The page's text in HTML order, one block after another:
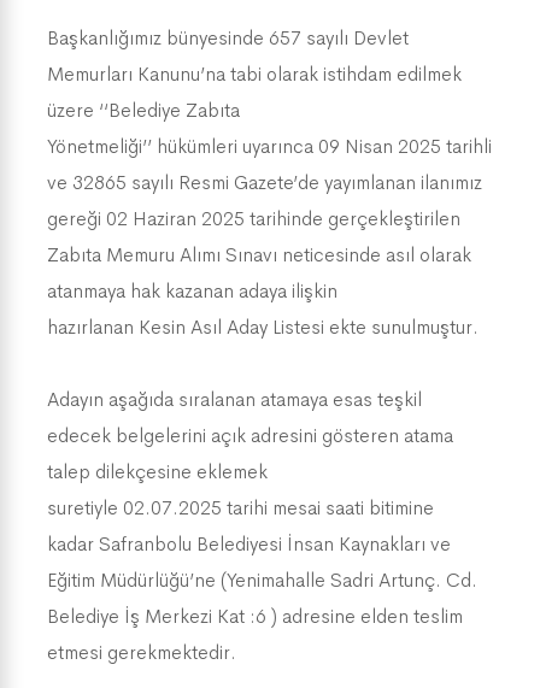
Başkanlığımız bünyesinde 657 sayılı Devlet
Memurları Kanunu’na tabi olarak istihdam edilmek
üzere ‘‘Belediye Zabıta
Yönetmeliği’’ hükümleri uyarınca 09 Nisan 2025 tarihli
ve 32865 sayılı Resmi Gazete’de yayımlanan ilanımız
gereği 02 Haziran 2025 tarihinde gerçekleştirilen
Zabıta Memuru Alımı Sınavı neticesinde asıl olarak
atanmaya hak kazanan adaya ilişkin
hazırlanan Kesin Asıl Aday Listesi ekte sunulmuştur.
Adayın aşağıda sıralanan atamaya esas teşkil
edecek belgelerini açık adresini gösteren atama
talep dilekçesine eklemek
suretiyle 02.07.2025 tarihi mesai saati bitimine
kadar Safranbolu Belediyesi İnsan Kaynakları ve
Eğitim Müdürlüğü’ne (Yenimahalle Sadri Artunç. Cd.
Belediye İş Merkezi Kat :6 ) adresine elden teslim
etmesi gerekmektedir.